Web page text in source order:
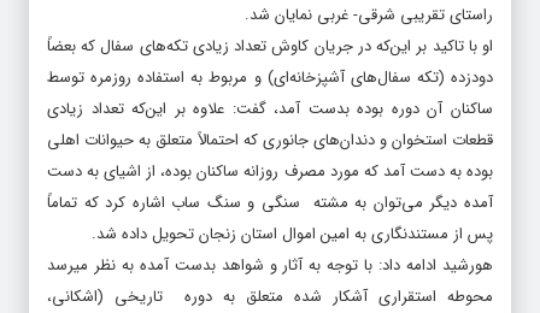
راستای تقریبی شرقی- غربی نمایان شد.
او با تاکید بر این‌که در جریان کاوش تعداد زیادی تکه‌­های سفال که بعضاً
دودزده (تکه سفال‌های آشپزخانه‌­ای) و مربوط به استفاده روزمره توسط
ساکنان آن دوره بوده بدست آمد، گفت: علاوه بر این‌که تعداد زیادی
قطعات استخوان و دندان‌های جانوری که احتمالاً متعلق به حیوانات اهلی
بوده به دست آمد که مورد مصرف روزانه ساکنان بوده، از اشیای به دست
آمده دیگر می‌­توان به مشته­ سنگی و سنگ ساب اشاره کرد که تماماً
پس از مستندنگاری به امین اموال استان زنجان تحویل داده شد.
هورشید ادامه داد: با توجه به آثار و شواهد بدست آمده به نظر می­رسد
محوطه استقراری آشکار شده متعلق به دوره تاریخی (اشکانی،